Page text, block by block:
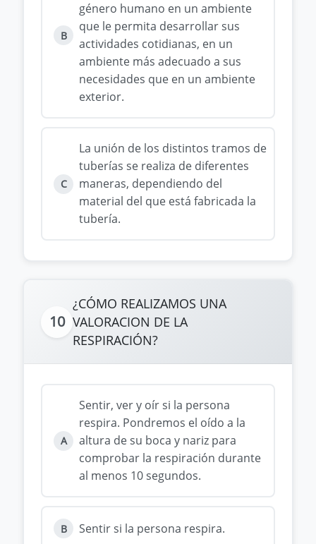
B
género humano en un ambiente
que le permita desarrollar sus
actividades cotidianas, en un
ambiente más adecuado a sus
necesidades que en un ambiente
exterior.
C
La unión de los distintos tramos de
tuberías se realiza de diferentes
maneras, dependiendo del
material del que está fabricada la
tubería.
10
¿CÓMO REALIZAMOS UNA
VALORACION DE LA
RESPIRACIÓN?
A
Sentir, ver y oír si la persona
respira. Pondremos el oído a la
altura de su boca y nariz para
comprobar la respiración durante
al menos 10 segundos.
B Sentir si la persona respira.